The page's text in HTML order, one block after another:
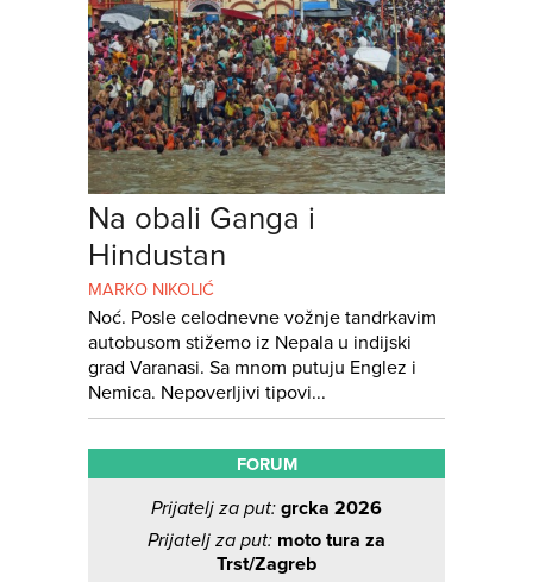
Na obali Ganga i
Hindustan
MARKO NIKOLIĆ
Noć. Posle celodnevne vožnje tandrkavim
autobusom stižemo iz Nepala u indijski
grad Varanasi. Sa mnom putuju Englez i
Nemica. Nepoverljivi tipovi...
FORUM
Prijatelj za put: grcka 2026
Prijatelj za put: moto tura za
Trst/Zagreb